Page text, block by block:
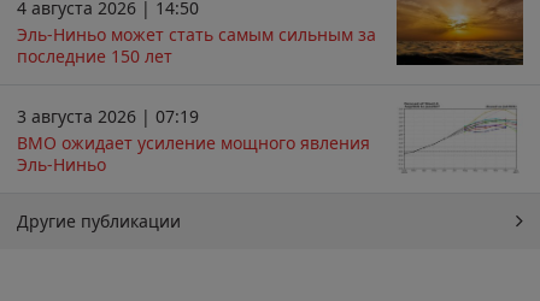
4 августа 2026 | 14:50
Эль-Ниньо может стать самым сильным за
последние 150 лет
3 августа 2026 | 07:19
ВМО ожидает усиление мощного явления
Эль-Ниньо
Другие публикации